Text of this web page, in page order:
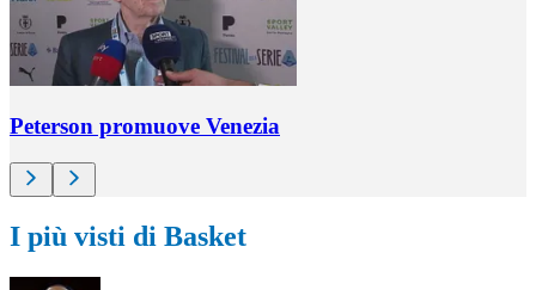
Peterson promuove Venezia
I più visti di Basket